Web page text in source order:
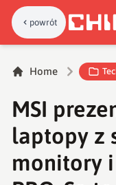
powrót
Home
MSI
laptopy z
monitory